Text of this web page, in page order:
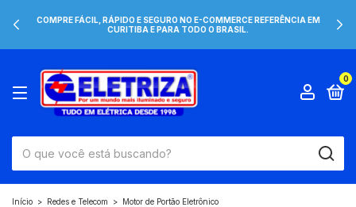
COMPRE FÁCIL, RÁPIDO E SEGURO NO E-COMMERCE REFERÊNCIA EM
CURITIBA E PARA TODO O BRASIL.
0
Início > Redes e Telecom > Motor de Portão Eletrônico